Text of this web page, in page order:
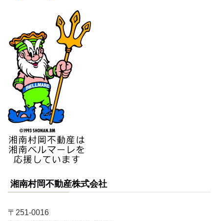
湘南村岡不動産株式会社
〒251-0016